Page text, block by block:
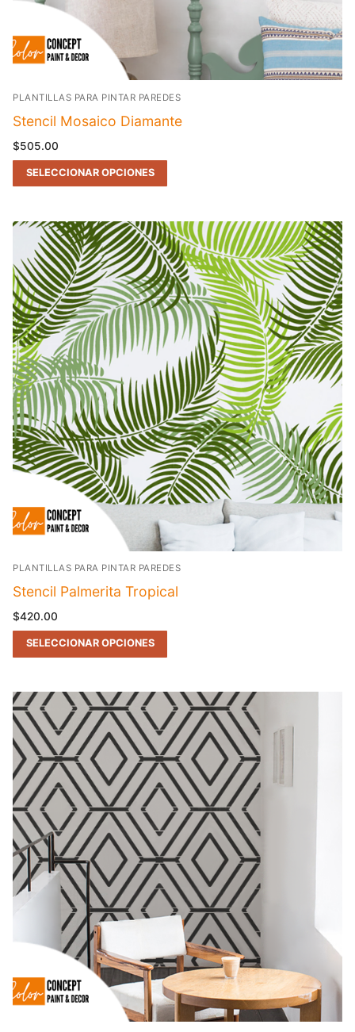
PLANTILLAS PARA PINTAR PAREDES
Stencil Mosaico Diamante
$505.00
SELECCIONAR OPCIONES
PLANTILLAS PARA PINTAR PAREDES
Stencil Palmerita Tropical
$420.00
SELECCIONAR OPCIONES